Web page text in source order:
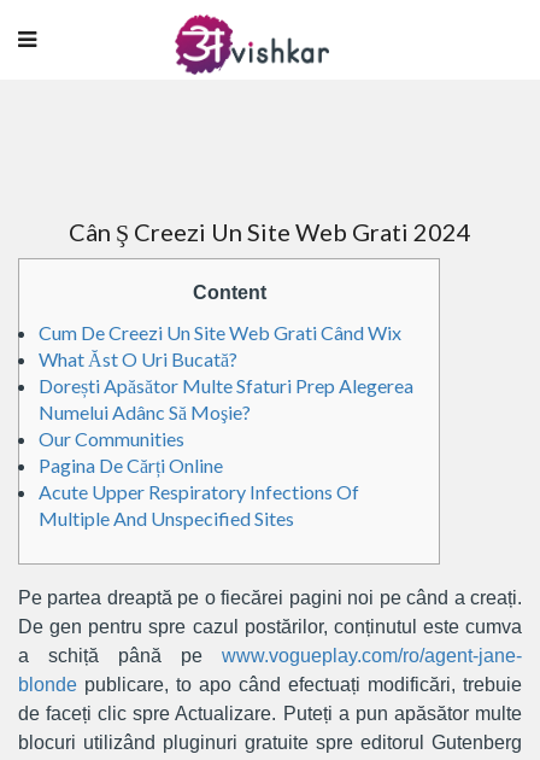
Cân Ş Creezi Un Site Web Grati 2024
Content
Cum De Creezi Un Site Web Grati Când Wix
What Ăst O Uri Bucată?
Dorești Apăsător Multe Sfaturi Prep Alegerea
Numelui Adânc Să Moşie?
Our Communities
Pagina De Cărți Online
Acute Upper Respiratory Infections Of
Multiple And Unspecified Sites
Pe partea dreaptă pe o fiecărei pagini noi pe când a creați.
De gen pentru spre cazul postărilor, conținutul este cumva
a schiță până pe www.vogueplay.com/ro/agent-jane-
blonde publicare, to apo când efectuați modificări, trebuie
de faceți clic spre Actualizare. Puteți a pun apăsător multe
blocuri utilizând pluginuri gratuite spre editorul Gutenberg